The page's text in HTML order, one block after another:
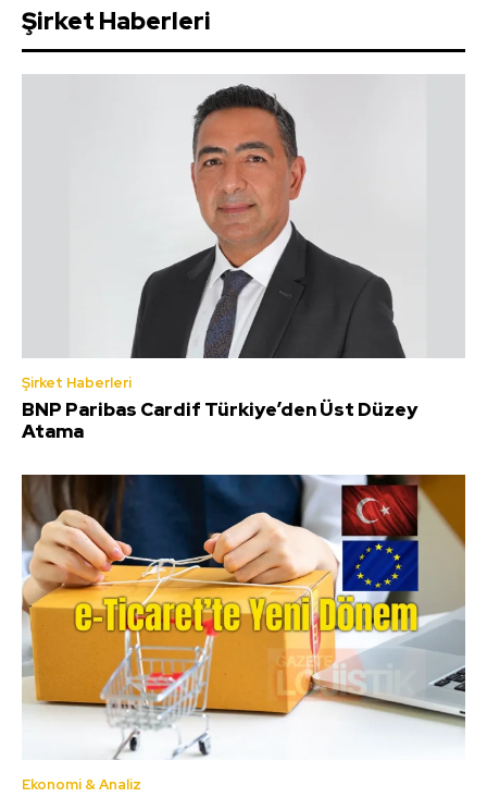
Şirket Haberleri
Şirket Haberleri
BNP Paribas Cardif Türkiye’den Üst Düzey
Atama
Ekonomi & Analiz